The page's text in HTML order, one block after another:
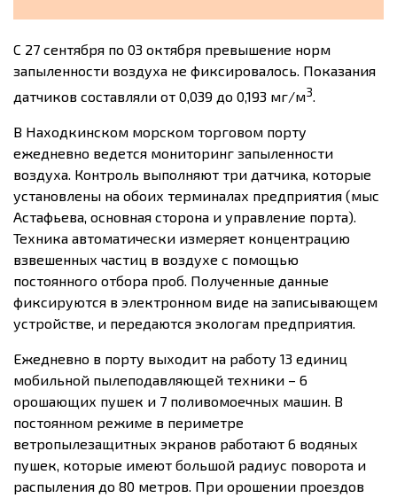
С 27 сентября по 03 октября превышение норм
запыленности воздуха не фиксировалось. Показания
датчиков составляли от 0,039 до 0,193 мг/м3.
В Находкинском морском торговом порту
ежедневно ведется мониторинг запыленности
воздуха. Контроль выполняют три датчика, которые
установлены на обоих терминалах предприятия (мыс
Астафьева, основная сторона и управление порта).
Техника автоматически измеряет концентрацию
взвешенных частиц в воздухе с помощью
постоянного отбора проб. Полученные данные
фиксируются в электронном виде на записывающем
устройстве, и передаются экологам предприятия.
Ежедневно в порту выходит на работу 13 единиц
мобильной пылеподавляющей техники – 6
орошающих пушек и 7 поливомоечных машин. В
постоянном режиме в периметре
ветропылезащитных экранов работают 6 водяных
пушек, которые имеют большой радиус поворота и
распыления до 80 метров. При орошении проездов